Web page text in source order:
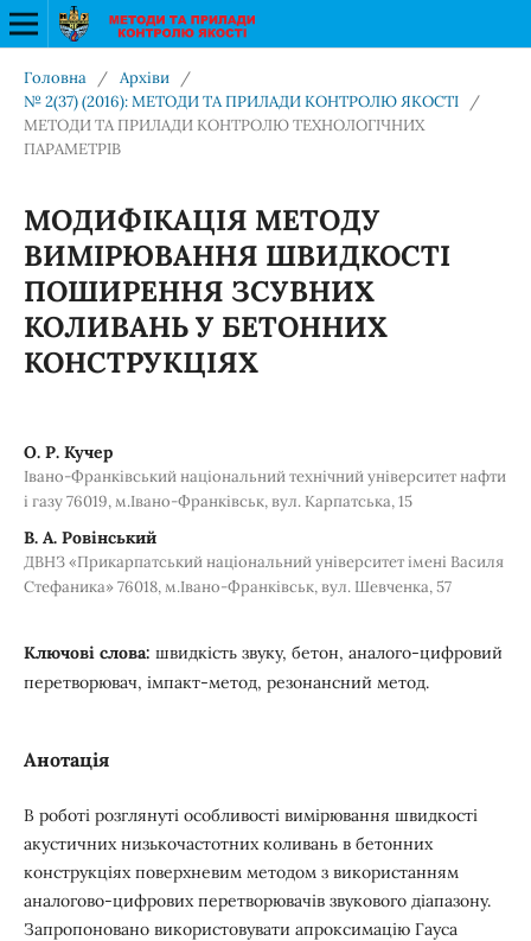
Головна / Архіви
/
№ 2(37) (2016): МЕТОДИ ТА ПРИЛАДИ КОНТРОЛЮ ЯКОСТІ
/
МЕТОДИ ТА ПРИЛАДИ КОНТРОЛЮ ТЕХНОЛОГІЧНИХ
ПАРАМЕТРІВ
МОДИФІКАЦІЯ МЕТОДУ
ВИМІРЮВАННЯ ШВИДКОСТІ
ПОШИРЕННЯ ЗСУВНИХ
КОЛИВАНЬ У БЕТОННИХ
КОНСТРУКЦІЯХ
О. Р. Кучер
Івано-Франківський національний технічний університет нафти
і газу 76019, м.Івано-Франківськ, вул. Карпатська, 15
В. А. Ровінський
ДВНЗ «Прикарпатський національний університет імені Василя
Стефаника» 76018, м.Івано-Франківськ, вул. Шевченка, 57
Ключові слова: швидкість звуку, бетон, аналого-цифровий
перетворювач, імпакт-метод, резонансний метод.
Анотація
В роботі розглянуті особливості вимірювання швидкості
акустичних низькочастотних коливань в бетонних
конструкціях поверхневим методом з використанням
аналогово-цифрових перетворювачів звукового діапазону.
Запропоновано використовувати апроксимацію Гауса